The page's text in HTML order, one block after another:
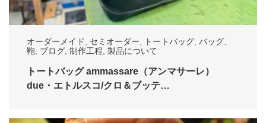
オーダーメイド, セミオーダー, トートバッグ, バッグ、
鞄, ブログ, 制作工程, 製品について
トートバッグ ammassare（アンマサーレ）
due・エトルスコ/クロ＆ブッテ…